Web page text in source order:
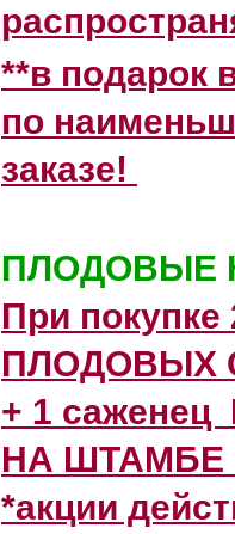
**в подарок
по
заказе!
ПЛОДОВЫЕ
При покупке
ПЛОДОВЫХ
+ 1
НА ШТАМБЕ
*акции